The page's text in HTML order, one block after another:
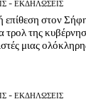
- ΕΚΔΗΛΩΣΕΙΣ
επίθεση στον
της
μιας
- ΕΚΔΗΛΩΣΕΙΣ